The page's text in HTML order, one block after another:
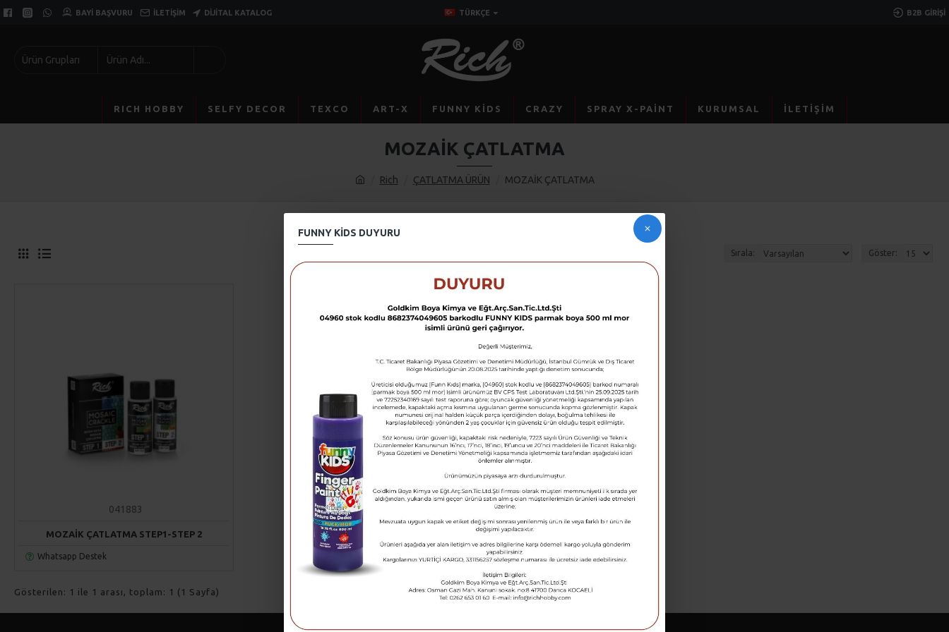
FUNNY KIDS DUYURU
BAYI BAŞVURU İLETIŞIM DIJITAL KATALOG TÜRKÇE B2B GIRIŞI
Ürün Grupları
RICH HOBBY SELFY DECOR TEXCO ART-X FUNNY KIDS CRAZY SPRAY X-PAİNT KURUMSAL İLETIŞIM
Rich ÇATLATMA ÜRÜN MOZAİK ÇATLATMA
MOZAİK ÇATLATMA
Sırala: Göster:
041883
MOZAİK ÇATLATMA STEP1-STEP 2
Whatsapp Destek
Gösterilen: 1 ile 1 arası, toplam: 1 (1 Sayfa)